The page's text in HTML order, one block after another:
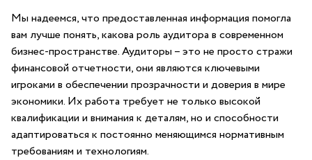
Мы надеемся, что‌ предоставленная информация помогла⁣
вам лучше понять, какова ⁣роль аудитора в современном
бизнес-пространстве. Аудиторы – ⁣это не просто ⁢стражи
финансовой отчетности, они являются ключевыми
игроками в⁤ обеспечении прозрачности и доверия в⁢ мире​
экономики. Их работа требует не только высокой
‍квалификации и внимания​ к деталям, но и способности
адаптироваться к постоянно меняющимся нормативным
требованиям и технологиям.